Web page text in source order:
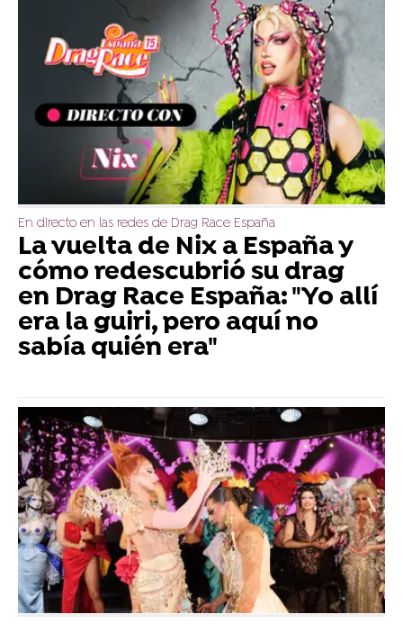
En directo en las redes de Drag Race España
La vuelta de Nix a España y
cómo redescubrió su drag
en Drag Race España: "Yo allí
era la guiri, pero aquí no
sabía quién era"